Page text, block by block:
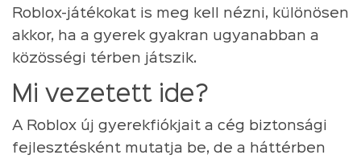
Roblox-játékokat is meg kell nézni, különösen
akkor, ha a gyerek gyakran ugyanabban a
közösségi térben játszik.
Mi vezetett ide?
A Roblox új gyerekfiókjait a cég biztonsági
fejlesztésként mutatja be, de a háttérben